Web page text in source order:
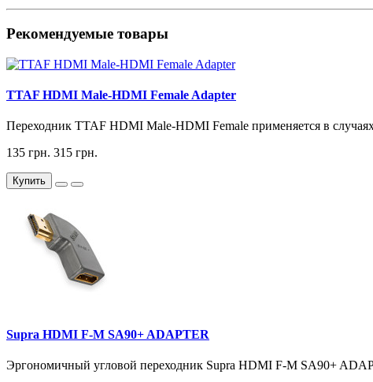
Рекомендуемые товары
TTAF HDMI Male-HDMI Female Adapter
Переходник TTAF HDMI Male-HDMI Female применяется в
135 грн. 315 грн.
Купить
Supra HDMI F-M SA90+ ADAPTER
Эргономичный угловой переходник Supra HDMI F-M SA90+